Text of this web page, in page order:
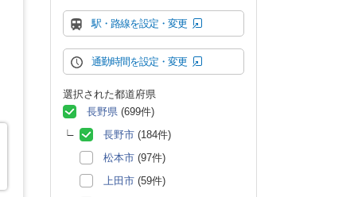
駅・路線を設定・変更
通勤時間を設定・変更
選択された都道府県
長野県 (699件)
長野市 (184件)
松本市 (97件)
上田市 (59件)